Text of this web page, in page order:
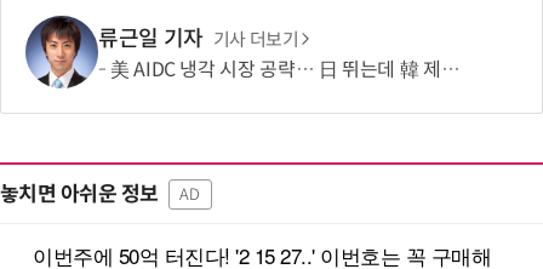
류근일 기자 기사 더보기
美 AIDC 냉각 시장 공략… 日 뛰는데 韓 제자리
놓치면 아쉬운 정보 AD